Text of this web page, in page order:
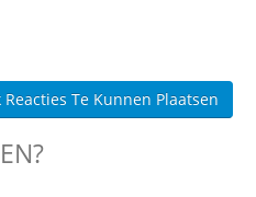
Te Kunnen Plaatsen